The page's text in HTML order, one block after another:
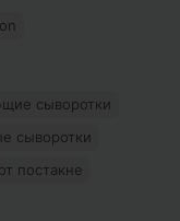
сыворотки
сыворотки
постакне